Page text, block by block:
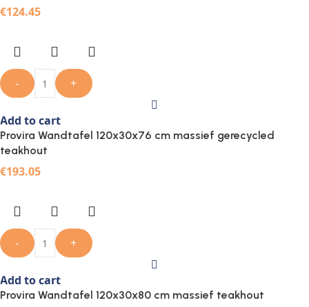
€124.45
- +
Add to cart
Provira Wandtafel 120x30x76 cm massief gerecycled
teakhout
€193.05
- +
Add to cart
Provira Wandtafel 120x30x80 cm massief teakhout